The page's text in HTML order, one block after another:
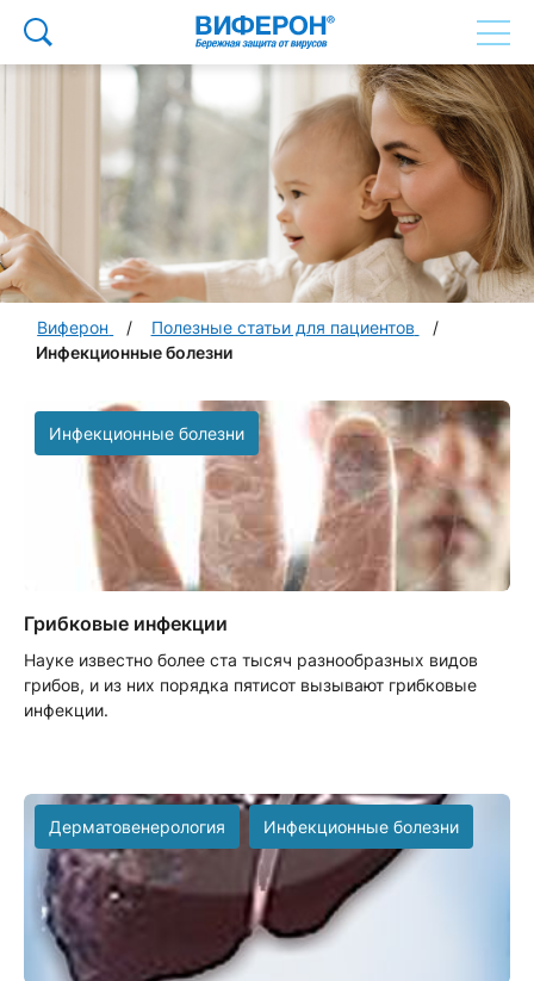
Виферон
Полезные статьи для пациентов
Инфекционные болезни
Инфекционные болезни
Грибковые инфекции
Науке известно более ста тысяч разнообразных видов
грибов, и из них порядка пятисот вызывают грибковые
инфекции.
Дерматовенерология Инфекционные болезни